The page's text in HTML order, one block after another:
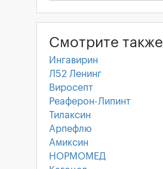
Смотрите также
Ингавирин
Л52 Ленинг
Виросепт
Реаферон-Липинт
Тилаксин
Арпефлю
Амиксин
НОРМОМЕД